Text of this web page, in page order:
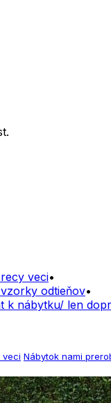
veci
odtieňov
k nábytku/ len
veci Nábytok nami